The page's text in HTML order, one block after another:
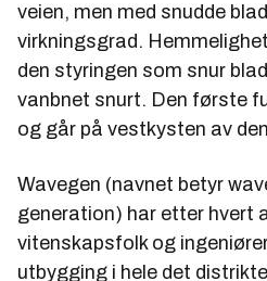
veien, men med snudde
virkningsgrad.
den styringen som snur
vanbnet snurt. Den første
og går på vestkysten av
Wavegen (navnet betyr
generation) har etter hvert
vitenskapsfolk og
utbygging i hele det